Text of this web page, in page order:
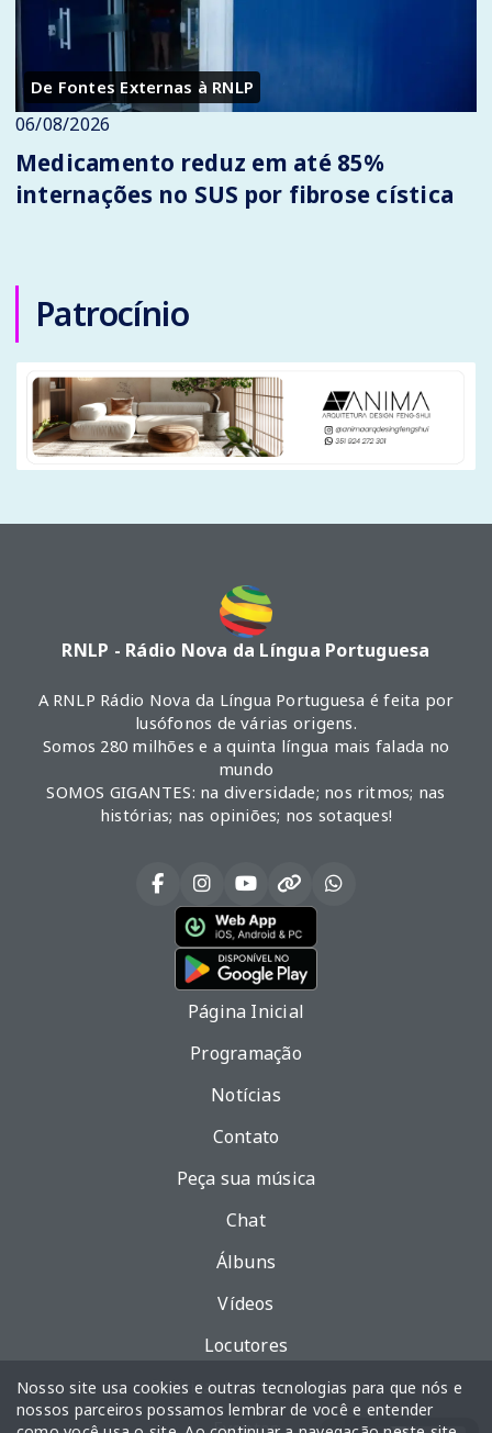
De Fontes Externas à RNLP
06/08/2026
Medicamento reduz em até 85%
internações no SUS por fibrose cística
Patrocínio
RNLP - Rádio Nova da Língua Portuguesa
A RNLP Rádio Nova da Língua Portuguesa é feita por
lusófonos de várias origens.
Somos 280 milhões e a quinta língua mais falada no
mundo
SOMOS GIGANTES: na diversidade; nos ritmos; nas
histórias; nas opiniões; nos sotaques!
Página Inicial
Programação
Notícias
Contato
Peça sua música
Chat
Álbuns
Vídeos
Locutores
Política de privacidade
Nosso site usa cookies e outras tecnologias para que nós e
nossos parceiros possamos lembrar de você e entender